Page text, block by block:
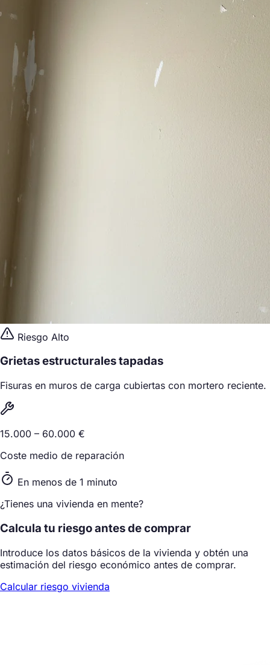
Riesgo Alto
Grietas estructurales tapadas
Fisuras en muros de carga cubiertas con mortero reciente.
15.000 – 60.000 €
Coste medio de reparación
En menos de 1 minuto
¿Tienes una vivienda en mente?
Calcula tu riesgo antes de comprar
Introduce los datos básicos de la vivienda y obtén una
estimación del riesgo económico antes de comprar.
Calcular riesgo vivienda